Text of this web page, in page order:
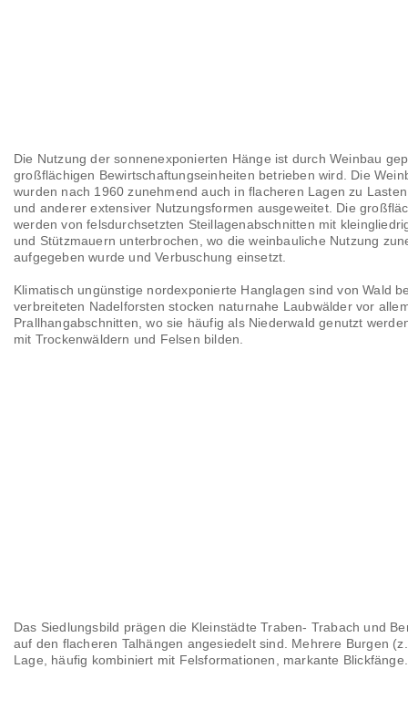
Die Nutzung der sonnenexponierten Hänge ist durch Weinbau
großflächigen Bewirtschaftungseinheiten betrieben wird. Die
wurden nach 1960 zunehmend auch in flacheren Lagen zu
und anderer extensiver Nutzungsformen ausgeweitet. Die
werden von felsdurchsetzten Steillagenabschnitten mit
und Stützmauern unterbrochen, wo die weinbauliche Nutzung
aufgegeben wurde und Verbuschung einsetzt.
Klimatisch ungünstige nordexponierte Hanglagen sind von Wald
verbreiteten Nadelforsten stocken naturnahe Laubwälder vor
Prallhangabschnitten, wo sie häufig als Niederwald genutzt
mit Trockenwäldern und Felsen bilden.
Das Siedlungsbild prägen die Kleinstädte Traben- Trabach und
auf den flacheren Talhängen angesiedelt sind. Mehrere Burgen
Lage, häufig kombiniert mit Felsformationen, markante Blickfänge.